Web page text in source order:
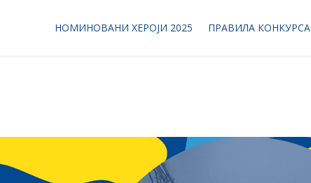
НОМИНОВАНИ ХЕРОЈИ 2025 ПРАВИЛА КОНКУРСА